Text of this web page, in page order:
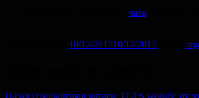
чата
10/12/201710/12/2017
Назад Предыдущая запись: TCTS weekly: от